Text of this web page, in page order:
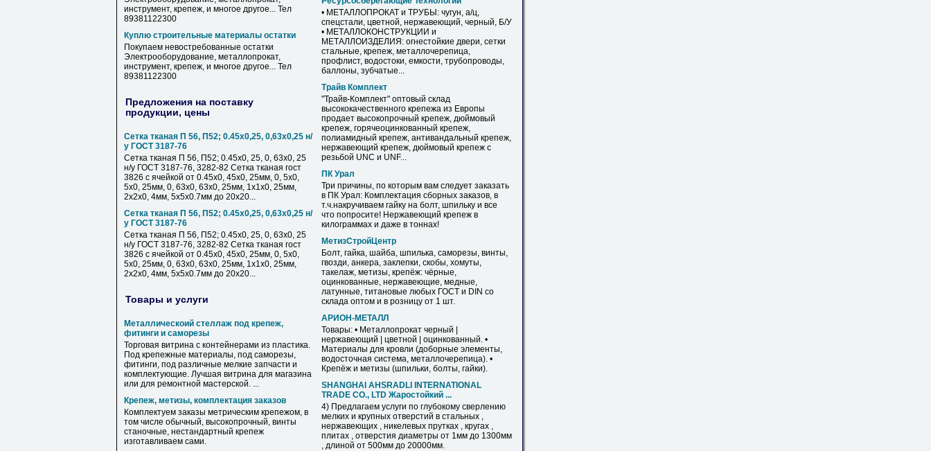
инструмент, крепеж, и многое другое... Тел
89381122300
Куплю строительные материалы остатки
Покупаем невостребованные остатки
Электрооборудование, металлопрокат,
инструмент, крепеж, и многое другое... Тел
89381122300
Предложения на поставку
продукции, цены
Сетка тканая П 56, П52; 0.45х0,25, 0,63х0,25 н/
у ГОСТ 3187-76
Сетка тканая П 56, П52; 0.45х0, 25, 0, 63х0, 25
н/у ГОСТ 3187-76, 3282-82 Сетка тканая гост
3826 с ячейкой от 0.45х0, 45х0, 25мм, 0, 5х0,
5х0, 25мм, 0, 63х0, 63х0, 25мм, 1х1х0, 25мм,
2х2х0, 4мм, 5х5х0.7мм до 20х20...
Сетка тканая П 56, П52; 0.45х0,25, 0,63х0,25 н/
у ГОСТ 3187-76
Сетка тканая П 56, П52; 0.45х0, 25, 0, 63х0, 25
н/у ГОСТ 3187-76, 3282-82 Сетка тканая гост
3826 с ячейкой от 0.45х0, 45х0, 25мм, 0, 5х0,
5х0, 25мм, 0, 63х0, 63х0, 25мм, 1х1х0, 25мм,
2х2х0, 4мм, 5х5х0.7мм до 20х20...
Товары и услуги
Металлическоий стеллаж под крепеж,
фитинги и саморезы
Торговая витрина с контейнерами из пластика.
Под крепежные материалы, под саморезы,
фитинги, под различные мелкие запчасти и
комплектующие. Лучшая витрина для магазина
или для ремонтной мастерской. ...
Крепеж, метизы, комплектация заказов
Комплектуем заказы метрическим крепежом, в
том числе обычный, высокопрочный, винты
станочные, нестандартный крепеж
изготавливаем сами.
• МЕТАЛЛОПРОКАТ и ТРУБЫ: чугун, а/ц,
спецстали, цветной, нержавеющий, черный, Б/У
• МЕТАЛЛОКОНСТРУКЦИИ и
МЕТАЛЛОИЗДЕЛИЯ: огнестойкие двери, сетки
стальные, крепеж, металлочерепица,
профлист, водостоки, емкости, трубопроводы,
баллоны, зубчатые...
Трайв Комплект
"Трайв-Комплект" оптовый склад
высококачественного крепежа из Европы
продает высокопрочный крепеж, дюймовый
крепеж, горячеоцинкованный крепеж,
полиамидный крепеж, антивандальный крепеж,
нержавеющий крепеж, дюймовый крепеж с
резьбой UNC и UNF...
ПК Урал
Три причины, по которым вам следует заказать
в ПК Урал: Комплектация сборных заказов, в
т.ч.накручиваем гайку на болт, шпильку и все
что попросите! Нержавеющий крепеж в
килограммах и даже в тоннах!
МетизСтройЦентр
Болт, гайка, шайба, шпилька, саморезы, винты,
гвозди, анкера, заклепки, скобы, хомуты,
такелаж, метизы, крепёж: чёрные,
оцинкованные, нержавеющие, медные,
латунные, титановые любых ГОСТ и DIN со
склада оптом и в розницу от 1 шт.
АРИОН-МЕТАЛЛ
Товары: • Металлопрокат черный |
нержавеющий | цветной | оцинкованный. •
Материалы для кровли (доборные элементы,
водосточная система, металлочерепица). •
Крепёж и метизы (шпильки, болты, гайки).
SHANGHAI AHSRADLI INTERNATIONAL
TRADE CО., LTD Жаростойкий ...
4) Предлагаем услуги по глубокому сверлению
мелких и крупных отверстий в стальных ,
нержавеющих , никелевых прутках , кругах ,
плитах , отверстия диаметры от 1мм до 1300мм
, длиной от 500мм до 20000мм.